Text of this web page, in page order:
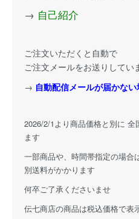
→ 自己紹介
ご注文いただくと自動で
ご注文メールをお送りしてい
→ 自動配信メールが届かない
2026/2/1より商品価格と別に 全
ます
一部商品や、時間帯指定の場合
別送料がかかります
何卒ご了承くださいませ
伝七商店の商品は税込価格で表